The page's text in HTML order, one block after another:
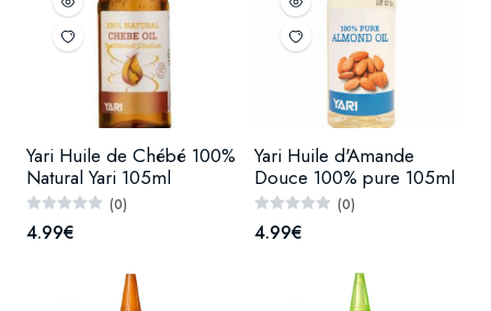
Yari Huile de Chébé 100%
Natural Yari 105ml
(0)
4.99€
Yari Huile d'Amande
Douce 100% pure 105ml
(0)
4.99€